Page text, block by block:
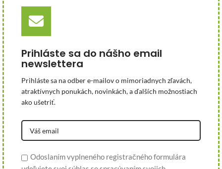
Prihláste sa do nášho email
newslettera
Prihláste sa na odber e-mailov o mimoriadnych zľavách,
atraktívnych ponukách, novinkách, a ďalších možnostiach
ako ušetriť.
Odoslaním vyplneného registračného formulára